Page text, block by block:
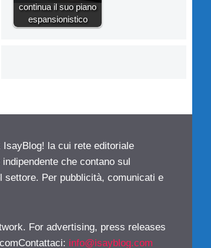
continua il suo piano
espansionistico
la cui rete editoriale
che contano sul
settore. Per pubblicità, comunicati e
For advertising, press releases
: info@isayblog.com